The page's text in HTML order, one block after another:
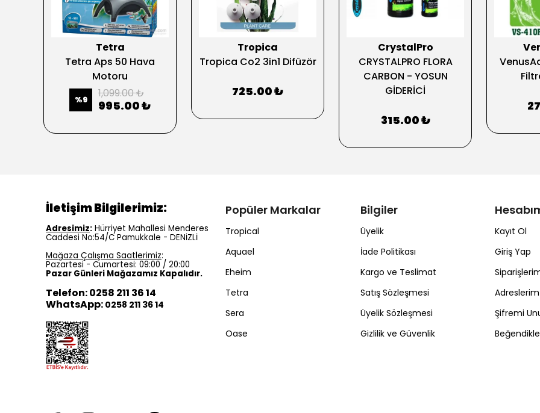
Tetra
Tetra Aps 50 Hava
Motoru
%9 1,099.00 ₺
995.00 ₺
Tropica
Tropica Co2 3in1 Difüzör
725.00 ₺
CrystalPro
CRYSTALPRO FLORA
CARBON - YOSUN
GİDERİCİ
315.00 ₺
Popüler Markalar
Tropical
Aquael
Eheim
Tetra
Sera
Oase
Bilgiler
Üyelik
İade Politikası
Kargo ve Teslimat
Satış Sözleşmesi
Üyelik Sözleşmesi
Gizlilik ve Güvenlik
Kayıt Ol
Giriş Yap
Adreslerim
Şifremi
İletişim Bilgilerimiz:
Adresimiz: Hürriyet Mahallesi Menderes
Caddesi No:54/C Pamukkale - DENİZLİ
Mağaza Çalışma Saatlerimiz:
Pazartesi - Cumartesi: 09:00 / 20:00
Pazar Günleri Mağazamız Kapalıdır.
Telefon: 0258 211 36 14
WhatsApp: 0258 211 36 14